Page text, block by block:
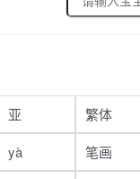
亚 繁体
yà 笔画